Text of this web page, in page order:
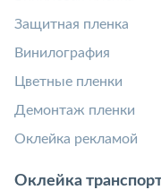
Защитная пленка
Винилография
Цветные пленки
Демонтаж пленки
Оклейка рекламой
Оклейка